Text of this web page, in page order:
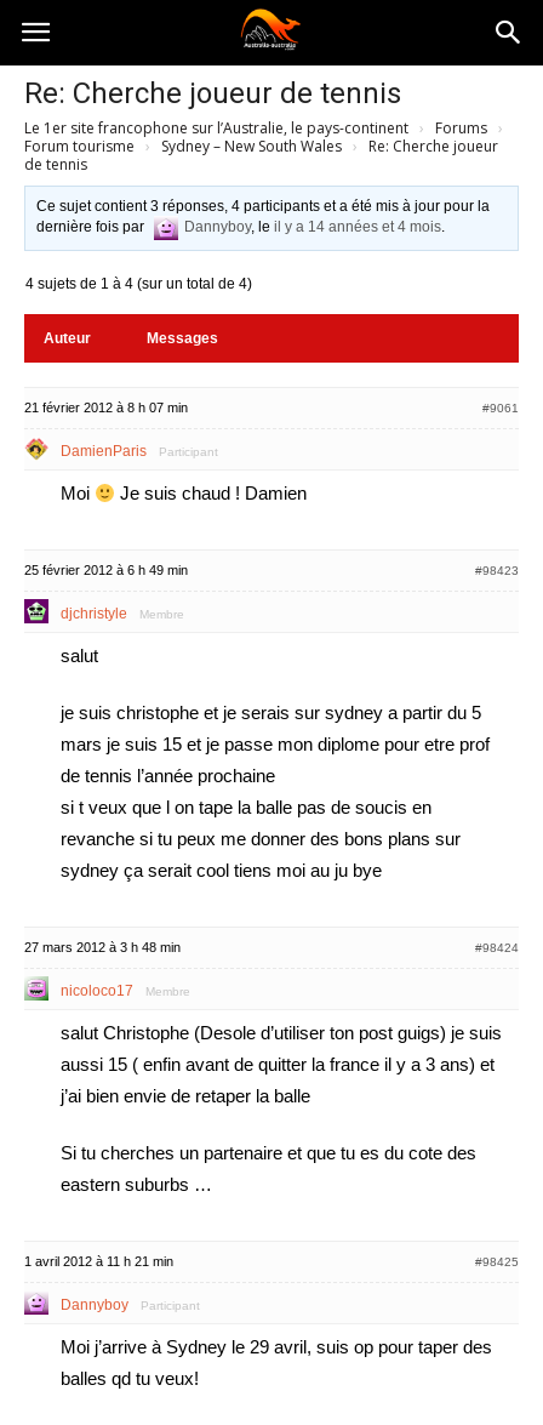
Australia-
australie.com
Re: Cherche joueur de tennis
Le 1er site francophone sur l’Australie, le pays-continent › Forums ›
Forum tourisme › Sydney – New South Wales ›
Re: Cherche joueur
de tennis
Ce sujet contient 3 réponses, 4 participants et a été mis à jour pour la
dernière fois par
Dannyboy, leil y a 14 années et 4 mois.
4 sujets de 1 à 4 (sur un total de 4)
Auteur Messages
21 février 2012 à 8 h 07 min #9061
DamienParis Participant
Moi Je suis chaud ! Damien
25 février 2012 à 6 h 49 min #98423
djchristyle Membre
salut
je suis christophe et je serais sur sydney a partir du 5
mars je suis 15 et je passe mon diplome pour etre prof
de tennis l’année prochaine
si t veux que l on tape la balle pas de soucis en
revanche si tu peux me donner des bons plans sur
sydney ça serait cool tiens moi au ju bye
27 mars 2012 à 3 h 48 min #98424
nicoloco17 Membre
salut Christophe (Desole d’utiliser ton post guigs) je suis
aussi 15 ( enfin avant de quitter la france il y a 3 ans) et
j’ai bien envie de retaper la balle
Si tu cherches un partenaire et que tu es du cote des
eastern suburbs …
1 avril 2012 à 11 h 21 min #98425
Dannyboy Participant
Moi j’arrive à Sydney le 29 avril, suis op pour taper des
balles qd tu veux!